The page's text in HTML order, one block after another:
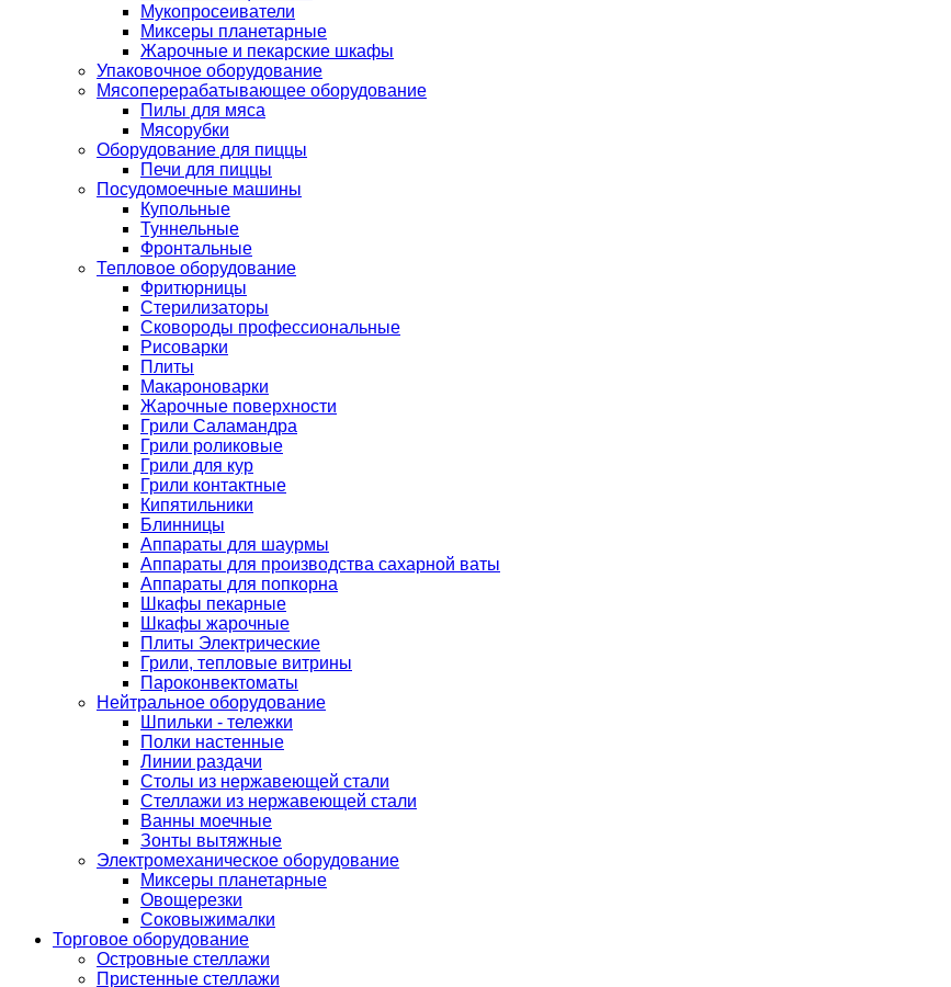
Мукопросеиватели
Миксеры планетарные
Жарочные и пекарские шкафы
Упаковочное оборудование
Мясоперерабатывающее оборудование
Пилы для мяса
Мясорубки
Оборудование для пиццы
Печи для пиццы
Посудомоечные машины
Купольные
Туннельные
Фронтальные
Тепловое оборудование
Фритюрницы
Стерилизаторы
Сковороды профессиональные
Рисоварки
Плиты
Макароноварки
Жарочные поверхности
Грили Саламандра
Грили роликовые
Грили для кур
Грили контактные
Кипятильники
Блинницы
Аппараты для шаурмы
Аппараты для производства сахарной ваты
Аппараты для попкорна
Шкафы пекарные
Шкафы жарочные
Плиты Электрические
Грили, тепловые витрины
Пароконвектоматы
Нейтральное оборудование
Шпильки - тележки
Полки настенные
Линии раздачи
Столы из нержавеющей стали
Стеллажи из нержавеющей стали
Ванны моечные
Зонты вытяжные
Электромеханическое оборудование
Миксеры планетарные
Овощерезки
Соковыжималки
Торговое оборудование
Островные стеллажи
Пристенные стеллажи